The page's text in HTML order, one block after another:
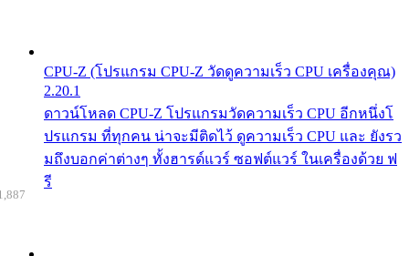
CPU-Z (โปรแกรม CPU-Z วัดดูความเร็ว CPU เครื่องคุณ)
2.20.1
ดาวน์โหลด CPU-Z โปรแกรมวัดความเร็ว CPU อีกหนึ่งโ
ปรแกรม ที่ทุกคน น่าจะมีติดไว้ ดูความเร็ว CPU และ ยังรว
มถึงบอกค่าต่างๆ ทั้งฮารด์แวร์ ซอฟต์แวร์ ในเครื่องด้วย ฟ
รี